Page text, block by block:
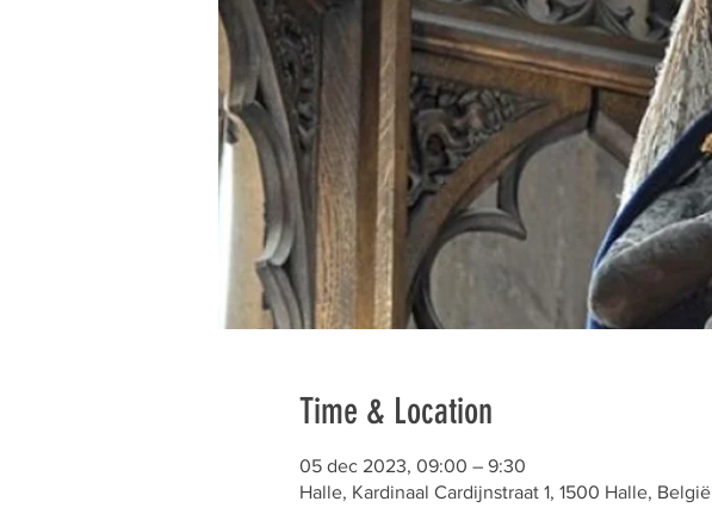
Time & Location
05 dec 2023, 09:00 – 9:30
Halle, Kardinaal Cardijnstraat 1, 1500 Halle, België